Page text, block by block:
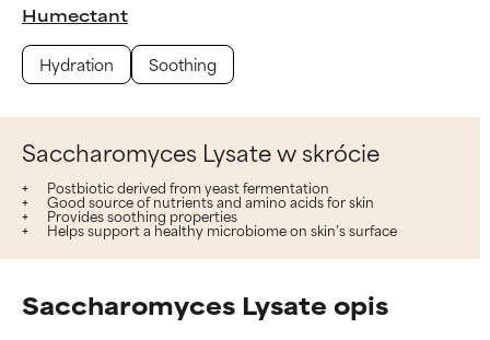
Humectant
Hydration
Soothing
Saccharomyces Lysate w skrócie
Postbiotic derived from yeast fermentation
Good source of nutrients and amino acids for skin
Provides soothing properties
Helps support a healthy microbiome on skin’s surface
Saccharomyces Lysate opis